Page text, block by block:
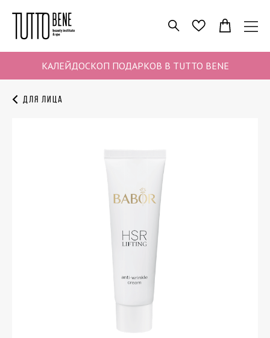
КАЛЕЙДОСКОП ПОДАРКОВ В TUTTO BENE
ПОИСК ИЗБРАННОЕ
Для лица